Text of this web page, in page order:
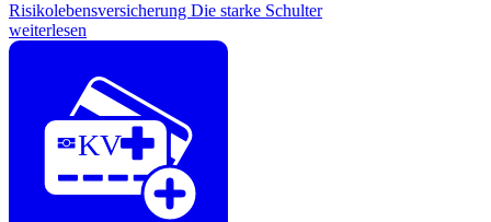
Risikolebensversicherung Die starke Schulter
weiterlesen
KV